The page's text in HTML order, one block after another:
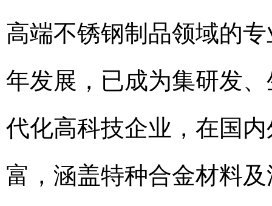
高端不锈钢制品领域的
年发展，已成为集研发
代化高科技企业，在国
富，涵盖特种合金材料